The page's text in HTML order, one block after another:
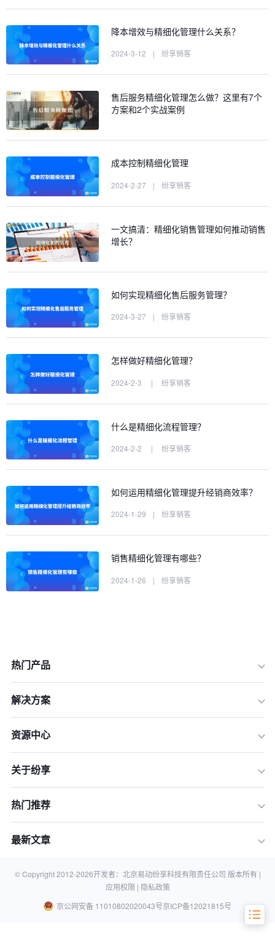
第四步：营销渠道整合
第八步：持续创新与改进
降本增效与精细化管理什么关系？
2024-3-12 | 纷享销客
售后服务精细化管理怎么做？这里有7个
方案和2个实战案例
成本控制精细化管理
2024-2-27 | 纷享销客
一文搞清：精细化销售管理如何推动销售
增长？
如何实现精细化售后服务管理？
2024-3-27 | 纷享销客
怎样做好精细化管理？
2024-2-3 | 纷享销客
什么是精细化流程管理？
2024-2-2 | 纷享销客
如何运用精细化管理提升经销商效率？
2024-1-29 | 纷享销客
销售精细化管理有哪些？
2024-1-26 | 纷享销客
热门产品
解决方案
资源中心
关于纷享
热门推荐
最新文章
© Copyright 2012-2026开发者：北京易动纷享科技有限责任公司 版本所有 |
应用权限 | 隐私政策
京公网安备 11010802020043号京ICP备12021815号